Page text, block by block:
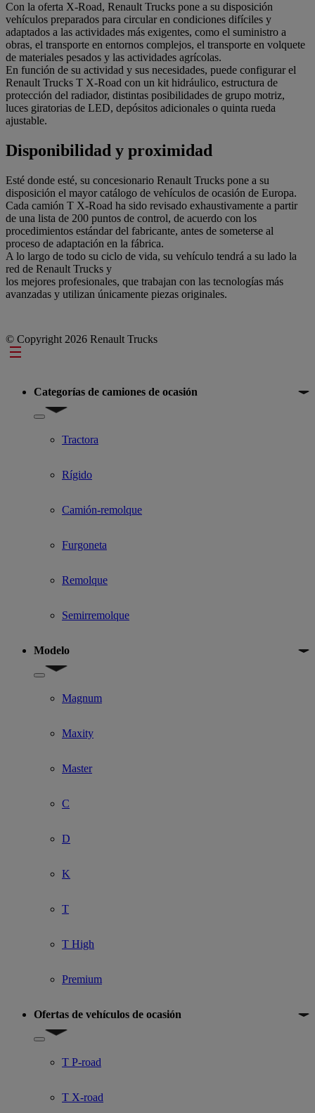
Con la oferta X-Road, Renault Trucks pone a su disposición
vehículos preparados para circular en condiciones difíciles y
adaptados a las actividades más exigentes, como el suministro a
obras, el transporte en entornos complejos, el transporte en volquete
de materiales pesados y las actividades agrícolas.
En función de su actividad y sus necesidades, puede configurar el
Renault Trucks T X-Road con un kit hidráulico, estructura de
protección del radiador, distintas posibilidades de grupo motriz,
luces giratorias de LED, depósitos adicionales o quinta rueda
ajustable.
Disponibilidad y proximidad
Esté donde esté, su concesionario Renault Trucks pone a su
disposición el mayor catálogo de vehículos de ocasión de Europa.
Cada camión T X-Road ha sido revisado exhaustivamente a partir
de una lista de 200 puntos de control, de acuerdo con los
procedimientos estándar del fabricante, antes de someterse al
proceso de adaptación en la fábrica.
A lo largo de todo su ciclo de vida, su vehículo tendrá a su lado la
red de Renault Trucks y
los mejores profesionales, que trabajan con las tecnologías más
avanzadas y utilizan únicamente piezas originales.
© Copyright 2026 Renault Trucks
Footer
Categorías de camiones de ocasión
Show submenu for Categorías de camiones de ocasión
Tractora
Rígido
Camión-remolque
Furgoneta
Remolque
Semirremolque
Modelo
Show submenu for Modelo
Magnum
Maxity
Master
C
D
K
T
T High
Premium
Ofertas de vehículos de ocasión
Show submenu for Ofertas de vehículos de ocasión
T P-road
T X-road